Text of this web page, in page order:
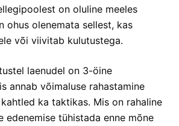
on oluline meeles
ohus olenemata sellest, kas
või viivitab kulutustega.
laenudel on 3-öine
annab võimaluse rahastamine
ka taktikas. Mis on rahaline
edenemise tühistada enne mõne